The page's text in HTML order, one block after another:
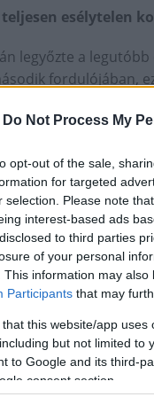
Do Not Process My
opt-out of the sale,
for targeted
selection. Please note
interest-based ads
to third parties
of your personal
This information may
Participants that may
that this website/app
but not limited to
to Google and its third-
consent section.
esélytelen
legyőzte a
fordulójában,
101 (21-24, 24-23,
Wallace 16,
mutatkozott
USK Praha
mérlegnél
a favoritnak
és noha egyszer